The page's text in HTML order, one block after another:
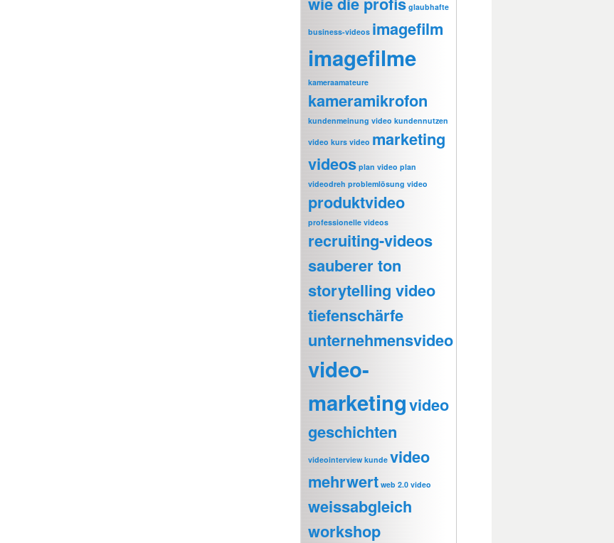
glaubhafte
business-videos imagefilm
imagefilme
kameraamateure
kameramikrofon
kundenmeinung video kundennutzen
video kurs video marketing
videos plan video plan
videodreh problemlösung video
produktvideo
professionelle videos
recruiting-videos
sauberer ton
storytelling video
tiefenschärfe
unternehmensvideo
video-
marketingvideo
geschichten
videointerview kunde video
mehrwert web 2.0 video
weissabgleich
workshop